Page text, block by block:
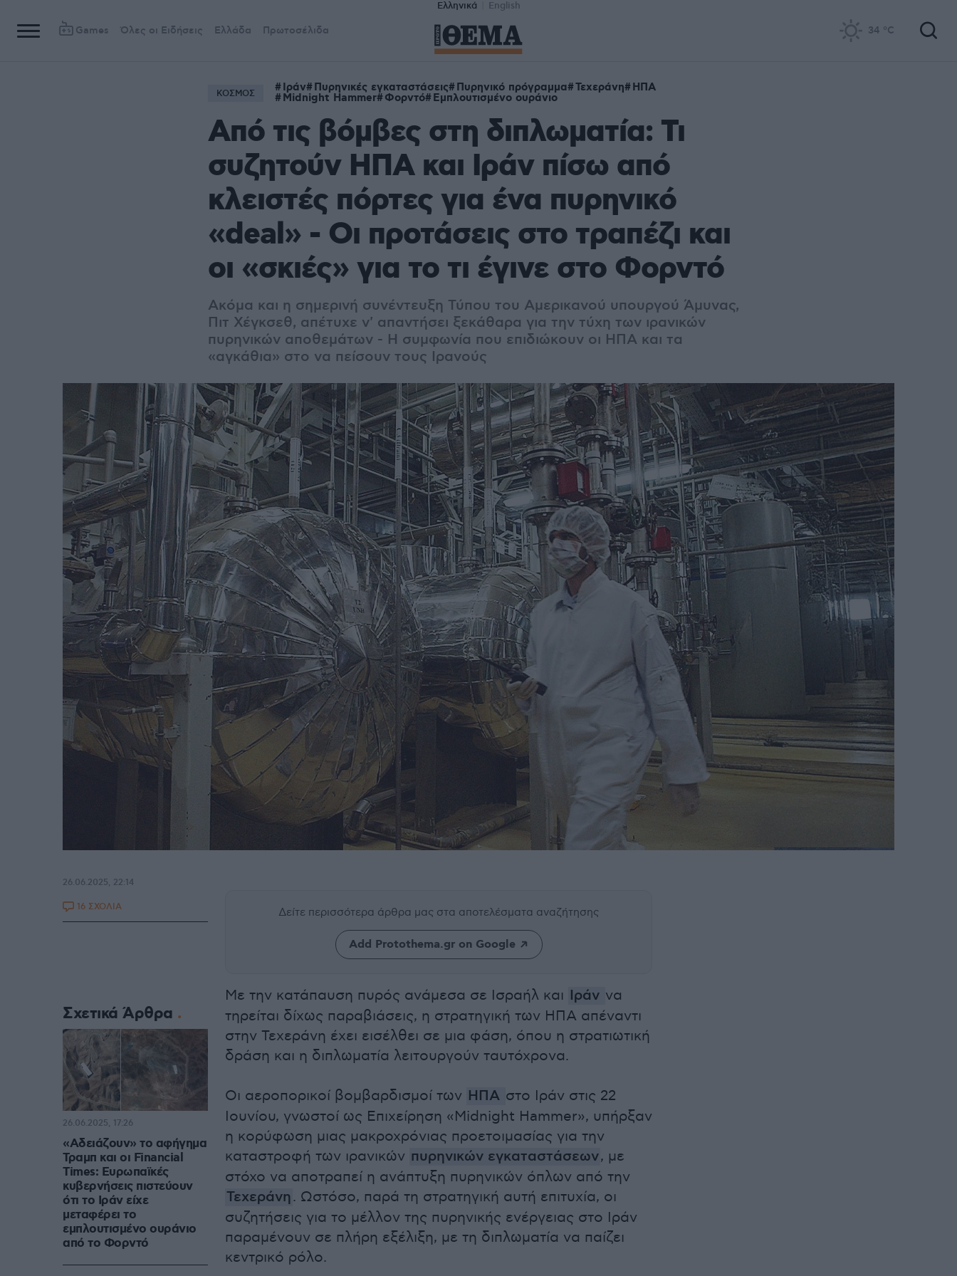
Ελληνικά English
Games Όλες οι Ειδήσεις Ελλάδα Πρωτοσέλιδα 34 °C
ΚΟΣΜΟΣ Ιράν Πυρηνικές εγκαταστάσεις Πυρηνικό πρόγραμμα Τεχεράνη ΗΠΑ
Midnight Hammer Φορντό Εμπλουτισμένο ουράνιο
Από τις βόμβες στη διπλωματία: Τι
συζητούν ΗΠΑ και Ιράν πίσω από
κλειστές πόρτες για ένα πυρηνικό
«deal» - Οι προτάσεις στο τραπέζι και
οι «σκιές» για το τι έγινε στο Φορντό
Ακόμα και η σημερινή συνέντευξη Τύπου του Αμερικανού υπουργού Άμυνας,
Πιτ Χέγκσεθ, απέτυχε ν' απαντήσει ξεκάθαρα για την τύχη των ιρανικών
πυρηνικών αποθεμάτων - Η συμφωνία που επιδιώκουν οι ΗΠΑ και τα
«αγκάθια» στο να πείσουν τους Ιρανούς
Δείτε περισσότερα άρθρα μας στα αποτελέσματα αναζήτησης
Add Protothema.gr on Google
Με την κατάπαυση πυρός ανάμεσα σε Ισραήλ και Ιράν να
τηρείται δίχως παραβιάσεις, η στρατηγική των ΗΠΑ απέναντι
στην Τεχεράνη έχει εισέλθει σε μια φάση, όπου η στρατιωτική
δράση και η διπλωματία λειτουργούν ταυτόχρονα.
Οι αεροπορικοί βομβαρδισμοί των ΗΠΑ στο Ιράν στις 22
Ιουνίου, γνωστοί ως Επιχείρηση «Midnight Hammer», υπήρξαν
η κορύφωση μιας μακροχρόνιας προετοιμασίας για την
καταστροφή των ιρανικών πυρηνικών εγκαταστάσεων, με
στόχο να αποτραπεί η ανάπτυξη πυρηνικών όπλων από την
Τεχεράνη. Ωστόσο, παρά τη στρατηγική αυτή επιτυχία, οι
συζητήσεις για το μέλλον της πυρηνικής ενέργειας στο Ιράν
παραμένουν σε πλήρη εξέλιξη, με τη διπλωματία να παίζει
κεντρικό ρόλο.
26.06.2025, 22:14
16 ΣΧΟΛΙΑ
Σχετικά Άρθρα
«Αδειάζουν» το αφήγημα
Τραμπ και οι Financial
Times: Ευρωπαϊκές
κυβερνήσεις πιστεύουν
ότι το Ιράν είχε
μεταφέρει το
εμπλουτισμένο ουράνιο
από το Φορντό
26.06.2025, 17:26